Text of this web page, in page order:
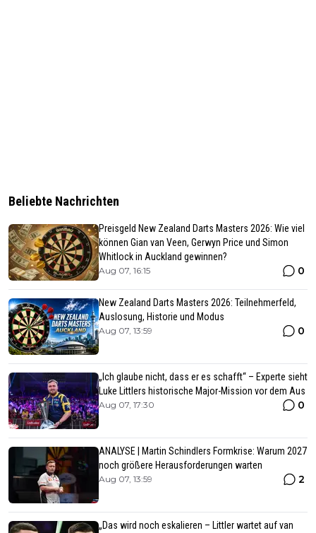
Beliebte Nachrichten
Preisgeld New Zealand Darts Masters 2026: Wie viel
können Gian van Veen, Gerwyn Price und Simon
Whitlock in Auckland gewinnen?
Aug 07, 16:15 0
New Zealand Darts Masters 2026: Teilnehmerfeld,
Auslosung, Historie und Modus
Aug 07, 13:59 0
„Ich glaube nicht, dass er es schafft“ – Experte sieht
Luke Littlers historische Major-Mission vor dem Aus
Aug 07, 17:30 0
ANALYSE | Martin Schindlers Formkrise: Warum 2027
noch größere Herausforderungen warten
Aug 07, 13:59 2
„Das wird noch eskalieren – Littler wartet auf van